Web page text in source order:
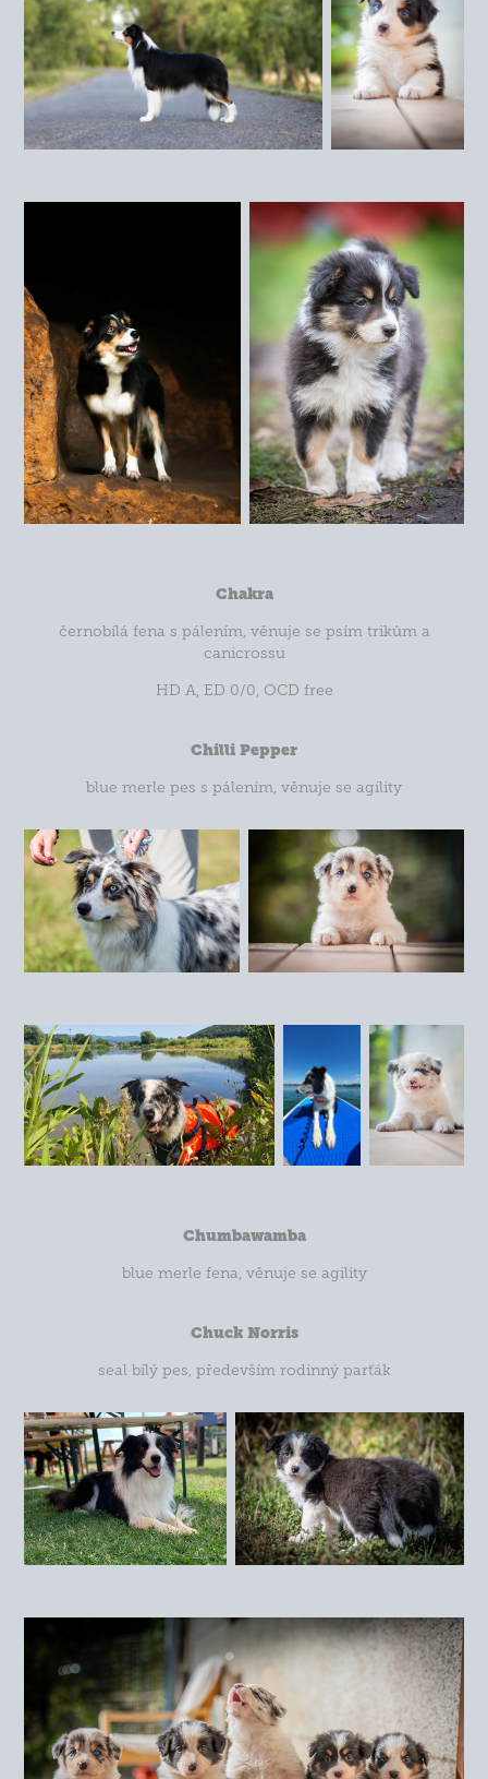
Chakra
černobílá fena s pálením, věnuje se psím trikům a
canicrossu
HD A, ED 0/0, OCD free
Chilli Pepper
blue merle pes s pálením, věnuje se agility
Chumbawamba
blue merle fena, věnuje se agility
Chuck Norris
seal bílý pes, především rodinný parťák